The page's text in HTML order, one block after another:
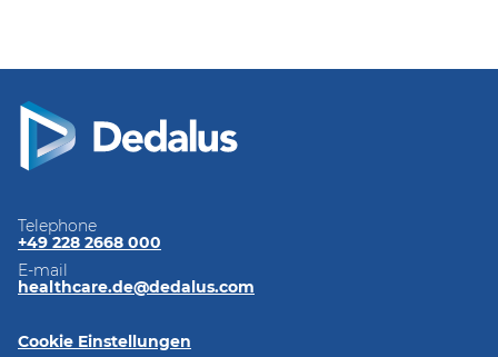
Telephone
+49 228 2668 000
E-mail
healthcare.de@dedalus.com
Cookie Einstellungen